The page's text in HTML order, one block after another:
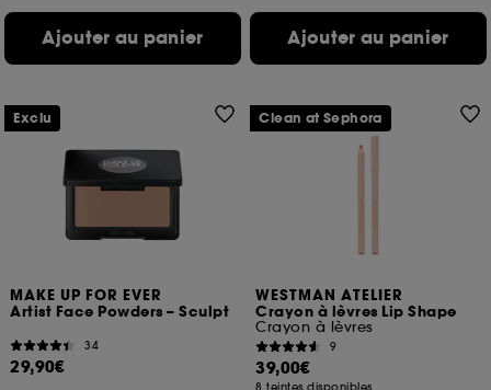
Ajouter au panier Ajouter au panier
MAKE UP FOR EVER
Artist Face Powders – Sculpt
34
29,90€
Exclu
WESTMAN ATELIER
Crayon à lèvres Lip Shape
Crayon à lèvres
9
39,00€
Clean at Sephora